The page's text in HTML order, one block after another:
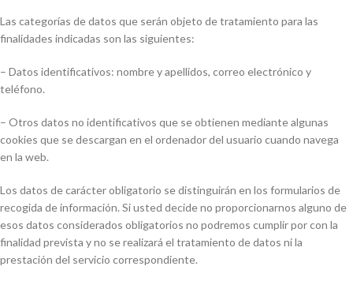
Las categorías de datos que serán objeto de tratamiento para las
finalidades indicadas son las siguientes:
– Datos identificativos: nombre y apellidos, correo electrónico y
teléfono.
– Otros datos no identificativos que se obtienen mediante algunas
cookies que se descargan en el ordenador del usuario cuando navega
en la web.
Los datos de carácter obligatorio se distinguirán en los formularios de
recogida de información. Si usted decide no proporcionarnos alguno de
esos datos considerados obligatorios no podremos cumplir por con la
finalidad prevista y no se realizará el tratamiento de datos ni la
prestación del servicio correspondiente.